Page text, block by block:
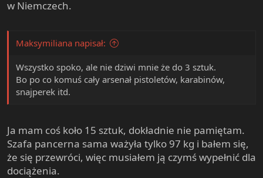
w Niemczech.
Maksymiliana napisał:
Wszystko spoko, ale nie dziwi mnie że do 3 sztuk.
Bo po co komuś cały arsenał pistoletów, karabinów,
snajperek itd.
Ja mam coś koło 15 sztuk, dokładnie nie pamiętam.
Szafa pancerna sama ważyła tylko 97 kg i bałem się,
że się przewróci, więc musiałem ją czymś wypełnić dla
dociążenia.